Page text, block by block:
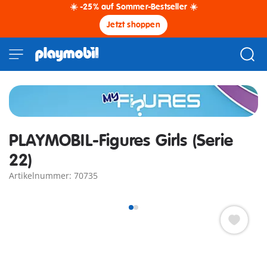
☀️ -25% auf Sommer-Bestseller ☀️
Jetzt shoppen
PLAYMOBIL-Figures Girls (Serie
22)
Artikelnummer: 70735